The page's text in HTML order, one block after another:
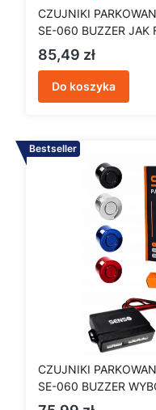
CZUJNIKI
SE-060 BUZZER JAK
Cena
85,49 zł
Do koszyka
Bestseller
CZUJNIKI
SE-060 BUZZER